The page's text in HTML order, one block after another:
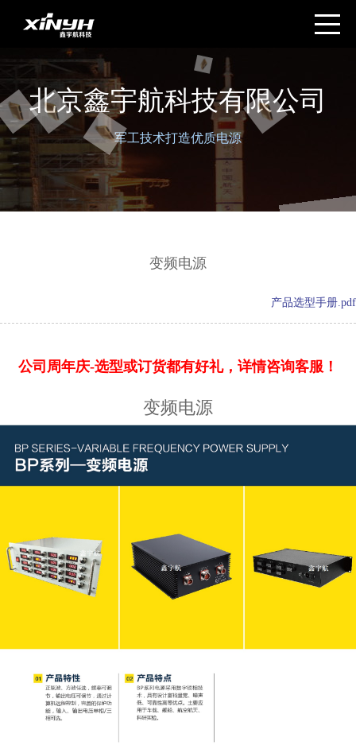
北京鑫宇航科技有限公司
军工技术打造优质电源
变频电源
产品选型手册.pdf
公司周年庆-选型或订货都有好礼，详情咨询客服！
变频电源